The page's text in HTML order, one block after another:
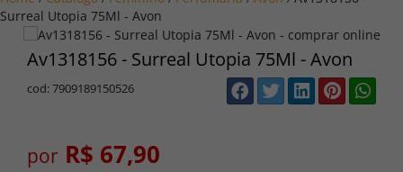
Surreal Utopia 75Ml - Avon
Av1318156 - Surreal Utopia 75Ml - Avon
cod: 7909189150526
por R$ 67,90